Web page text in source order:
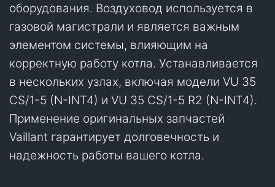
оборудования. Воздуховод используется в
газовой магистрали и является важным
элементом системы, влияющим на
корректную работу котла. Устанавливается
в нескольких узлах, включая модели VU 35
CS/1-5 (N-INT4) и VU 35 CS/1-5 R2 (N-INT4).
Применение оригинальных запчастей
Vaillant гарантирует долговечность и
надежность работы вашего котла.